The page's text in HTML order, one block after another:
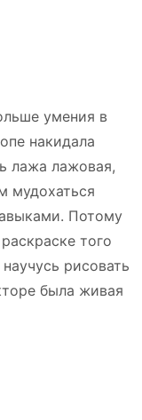
умения в
накидала
лажа лажовая,
мудохаться
Потому
того
рисовать
была живая